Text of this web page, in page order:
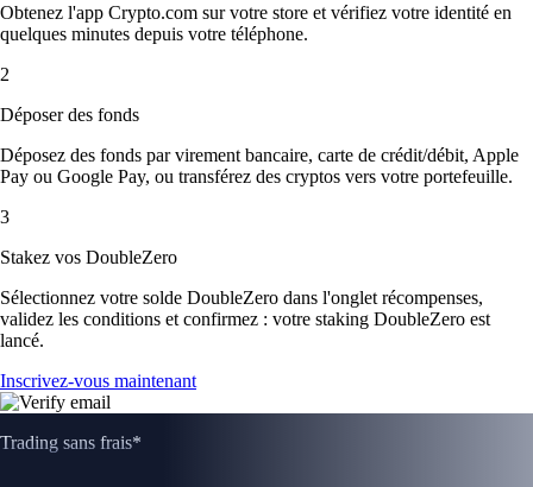
Obtenez l'app Crypto.com sur votre store et vérifiez votre identité en
quelques minutes depuis votre téléphone.
2
Déposer des fonds
Déposez des fonds par virement bancaire, carte de crédit/débit, Apple
Pay ou Google Pay, ou transférez des cryptos vers votre portefeuille.
3
Stakez vos DoubleZero
Sélectionnez votre solde DoubleZero dans l'onglet récompenses,
validez les conditions et confirmez : votre staking DoubleZero est
lancé.
Inscrivez-vous maintenant
Trading sans frais*